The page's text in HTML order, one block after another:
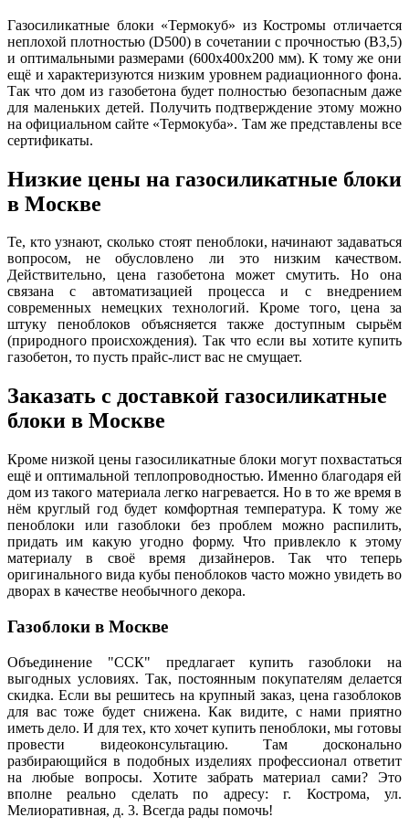
Газосиликатные блоки «Термокуб» из Костромы отличается
неплохой плотностью (D500) в сочетании с прочностью (В3,5)
и оптимальными размерами (600x400x200 мм). К тому же они
ещё и характеризуются низким уровнем радиационного фона.
Так что дом из газобетона будет полностью безопасным даже
для маленьких детей. Получить подтверждение этому можно
на официальном сайте «Термокуба». Там же представлены все
сертификаты.
Низкие цены на газосиликатные блоки
в Москве
Те, кто узнают, сколько стоят пеноблоки, начинают задаваться
вопросом, не обусловлено ли это низким качеством.
Действительно, цена газобетона может смутить. Но она
связана с автоматизацией процесса и с внедрением
современных немецких технологий. Кроме того, цена за
штуку пеноблоков объясняется также доступным сырьём
(природного происхождения). Так что если вы хотите купить
газобетон, то пусть прайс-лист вас не смущает.
Заказать с доставкой газосиликатные
блоки в Москве
Кроме низкой цены газосиликатные блоки могут похвастаться
ещё и оптимальной теплопроводностью. Именно благодаря ей
дом из такого материала легко нагревается. Но в то же время в
нём круглый год будет комфортная температура. К тому же
пеноблоки или газоблоки без проблем можно распилить,
придать им какую угодно форму. Что привлекло к этому
материалу в своё время дизайнеров. Так что теперь
оригинального вида кубы пеноблоков часто можно увидеть во
дворах в качестве необычного декора.
Газоблоки в Москве
Объединение "ССК" предлагает купить газоблоки на
выгодных условиях. Так, постоянным покупателям делается
скидка. Если вы решитесь на крупный заказ, цена газоблоков
для вас тоже будет снижена. Как видите, с нами приятно
иметь дело. И для тех, кто хочет купить пеноблоки, мы готовы
провести видеоконсультацию. Там досконально
разбирающийся в подобных изделиях профессионал ответит
на любые вопросы. Хотите забрать материал сами? Это
вполне реально сделать по адресу: г. Кострома, ул.
Мелиоративная, д. 3. Всегда рады помочь!